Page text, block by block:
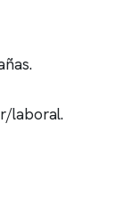
laboral.